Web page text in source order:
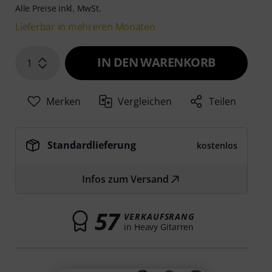
Alle Preise inkl. MwSt.
Lieferbar in mehreren Monaten
1 IN DEN WARENKORB
Merken Vergleichen Teilen
Standardlieferung kostenlos
Infos zum Versand
57 VERKAUFSRANG
in Heavy Gitarren